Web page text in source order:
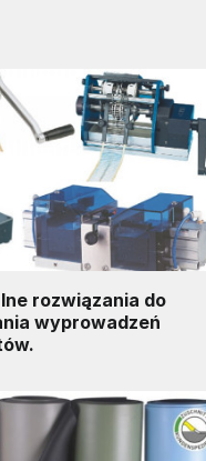
rozwiązania do
wyprowadzeń